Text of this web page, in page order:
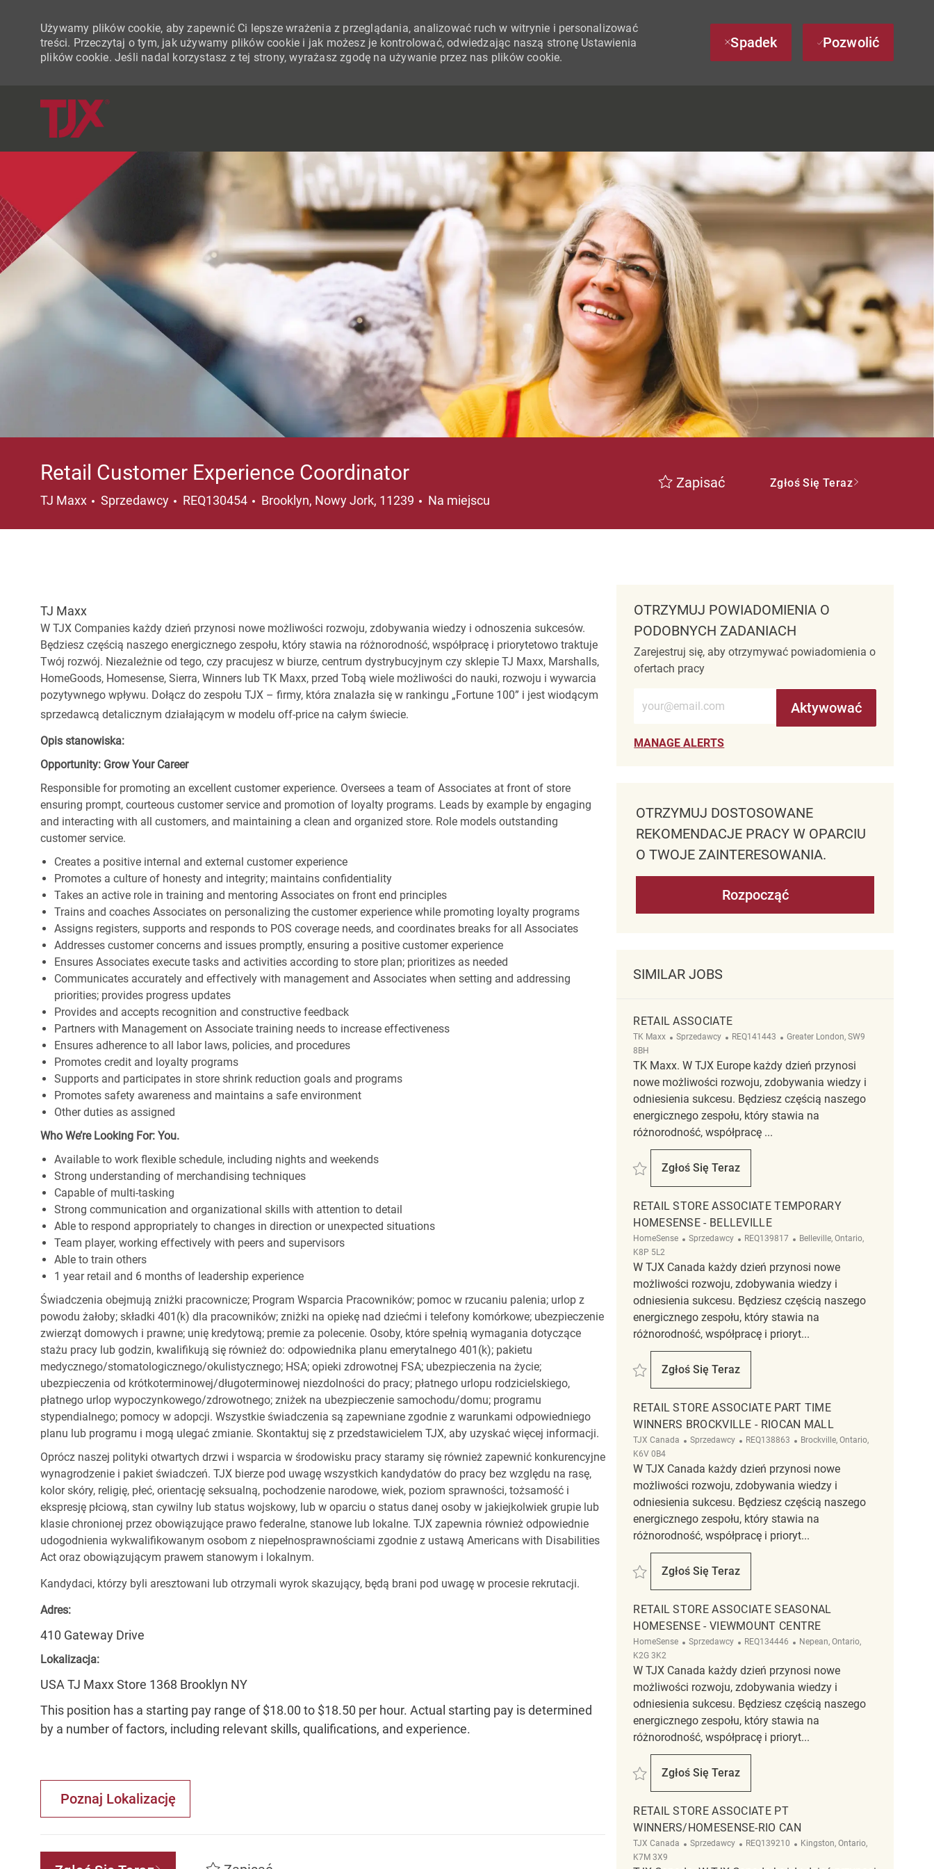
Używamy plików cookie, aby zapewnić Ci lepsze wrażenia z przeglądania, analizować ruch w witrynie i personalizować
treści. Przeczytaj o tym, jak używamy plików cookie i jak możesz je kontrolować, odwiedzając naszą stronę Ustawienia
plików cookie. Jeśli nadal korzystasz z tej strony, wyrażasz zgodę na używanie przez nas plików cookie.
Spadek Pozwolić
Retail Customer Experience Coordinator
TJ Maxx Kategoria
Sprzedawcy REQ130454 Lokalizacja
Brooklyn, Nowy Jork, 11239 Na miejscu
Zapisać Zgłoś Się Teraz
TJ Maxx
W TJX Companies każdy dzień przynosi nowe możliwości rozwoju, zdobywania wiedzy i odnoszenia sukcesów.
Będziesz częścią naszego energicznego zespołu, który stawia na różnorodność, współpracę i priorytetowo traktuje
Twój rozwój. Niezależnie od tego, czy pracujesz w biurze, centrum dystrybucyjnym czy sklepie TJ Maxx, Marshalls,
HomeGoods, Homesense, Sierra, Winners lub TK Maxx, przed Tobą wiele możliwości do nauki, rozwoju i wywarcia
pozytywnego wpływu. Dołącz do zespołu TJX – firmy, która znalazła się w rankingu „Fortune 100” i jest wiodącym
sprzedawcą detalicznym działającym w modelu off-price na całym świecie.
Opis stanowiska:
Opportunity: Grow Your Career
Responsible for promoting an excellent customer experience. Oversees a team of Associates at front of store
ensuring prompt, courteous customer service and promotion of loyalty programs. Leads by example by engaging
and interacting with all customers, and maintaining a clean and organized store. Role models outstanding
customer service.
Creates a positive internal and external customer experience
Promotes a culture of honesty and integrity; maintains confidentiality
Takes an active role in training and mentoring Associates on front end principles
Trains and coaches Associates on personalizing the customer experience while promoting loyalty programs
Assigns registers, supports and responds to POS coverage needs, and coordinates breaks for all Associates
Addresses customer concerns and issues promptly, ensuring a positive customer experience
Ensures Associates execute tasks and activities according to store plan; prioritizes as needed
Communicates accurately and effectively with management and Associates when setting and addressing
priorities; provides progress updates
Provides and accepts recognition and constructive feedback
Partners with Management on Associate training needs to increase effectiveness
Ensures adherence to all labor laws, policies, and procedures
Promotes credit and loyalty programs
Supports and participates in store shrink reduction goals and programs
Promotes safety awareness and maintains a safe environment
Other duties as assigned
Who We’re Looking For: You.
Available to work flexible schedule, including nights and weekends
Strong understanding of merchandising techniques
Capable of multi-tasking
Strong communication and organizational skills with attention to detail
Able to respond appropriately to changes in direction or unexpected situations
Team player, working effectively with peers and supervisors
Able to train others
1 year retail and 6 months of leadership experience
Świadczenia obejmują zniżki pracownicze; Program Wsparcia Pracowników; pomoc w rzucaniu palenia; urlop z
powodu żałoby; składki 401(k) dla pracowników; zniżki na opiekę nad dziećmi i telefony komórkowe; ubezpieczenie
zwierząt domowych i prawne; unię kredytową; premie za polecenie. Osoby, które spełnią wymagania dotyczące
stażu pracy lub godzin, kwalifikują się również do: odpowiednika planu emerytalnego 401(k); pakietu
medycznego/stomatologicznego/okulistycznego; HSA; opieki zdrowotnej FSA; ubezpieczenia na życie;
ubezpieczenia od krótkoterminowej/długoterminowej niezdolności do pracy; płatnego urlopu rodzicielskiego,
płatnego urlop wypoczynkowego/zdrowotnego; zniżek na ubezpieczenie samochodu/domu; programu
stypendialnego; pomocy w adopcji. Wszystkie świadczenia są zapewniane zgodnie z warunkami odpowiedniego
planu lub programu i mogą ulegać zmianie. Skontaktuj się z przedstawicielem TJX, aby uzyskać więcej informacji.
Oprócz naszej polityki otwartych drzwi i wsparcia w środowisku pracy staramy się również zapewnić konkurencyjne
wynagrodzenie i pakiet świadczeń. TJX bierze pod uwagę wszystkich kandydatów do pracy bez względu na rasę,
kolor skóry, religię, płeć, orientację seksualną, pochodzenie narodowe, wiek, poziom sprawności, tożsamość i
ekspresję płciową, stan cywilny lub status wojskowy, lub w oparciu o status danej osoby w jakiejkolwiek grupie lub
klasie chronionej przez obowiązujące prawo federalne, stanowe lub lokalne. TJX zapewnia również odpowiednie
udogodnienia wykwalifikowanym osobom z niepełnosprawnościami zgodnie z ustawą Americans with Disabilities
Act oraz obowiązującym prawem stanowym i lokalnym.
Kandydaci, którzy byli aresztowani lub otrzymali wyrok skazujący, będą brani pod uwagę w procesie rekrutacji.
Adres:
410 Gateway Drive
Lokalizacja:
USA TJ Maxx Store 1368 Brooklyn NY
This position has a starting pay range of $18.00 to $18.50 per hour. Actual starting pay is determined
by a number of factors, including relevant skills, qualifications, and experience.
Poznaj Lokalizację
OTRZYMUJ POWIADOMIENIA O
PODOBNYCH ZADANIACH
Zarejestruj się, aby otrzymywać powiadomienia o
ofertach pracy
Wprowadź adres e-mail (wymagane)
Aktywować
MANAGE ALERTS
OTRZYMUJ DOSTOSOWANE
REKOMENDACJE PRACY W OPARCIU
O TWOJE ZAINTERESOWANIA.
Rozpocząć
SIMILAR JOBS
RETAIL ASSOCIATE
TK Maxx Kategoria
Sprzedawcy ReqId
REQ141443 Lokalizacja
Greater London, SW9
8BH
TK Maxx. W TJX Europe każdy dzień przynosi
nowe możliwości rozwoju, zdobywania wiedzy i
odniesienia sukcesu. Będziesz częścią naszego
energicznego zespołu, który stawia na
różnorodność, współpracę ...
Zapisać Retail Associate REQ141443
Zgłoś Się Teraz
Retail Associate
RETAIL STORE ASSOCIATE TEMPORARY
HOMESENSE - BELLEVILLE
HomeSense Kategoria
Sprzedawcy ReqId
REQ139817 Lokalizacja
Belleville, Ontario,
K8P 5L2
W TJX Canada każdy dzień przynosi nowe
możliwości rozwoju, zdobywania wiedzy i
odniesienia sukcesu. Będziesz częścią naszego
energicznego zespołu, który stawia na
różnorodność, współpracę i prioryt...
Zapisać Retail Store Associate Temporary HomeSense - Belleville REQ139817
Zgłoś Się Teraz
Retail Store Associate Temporary
RETAIL STORE ASSOCIATE PART TIME
WINNERS BROCKVILLE - RIOCAN MALL
TJX Canada Kategoria
Sprzedawcy ReqId
REQ138863 Lokalizacja
Brockville, Ontario,
K6V 0B4
W TJX Canada każdy dzień przynosi nowe
możliwości rozwoju, zdobywania wiedzy i
odniesienia sukcesu. Będziesz częścią naszego
energicznego zespołu, który stawia na
różnorodność, współpracę i prioryt...
Zapisać Retail Store Associate Part Time Winners Brockville - Riocan Mall
Zgłoś Się Teraz
Retail Store Associate Part Time Winners
RETAIL STORE ASSOCIATE SEASONAL
HOMESENSE - VIEWMOUNT CENTRE
HomeSense Kategoria
Sprzedawcy ReqId
REQ134446 Lokalizacja
Nepean, Ontario,
K2G 3K2
W TJX Canada każdy dzień przynosi nowe
możliwości rozwoju, zdobywania wiedzy i
odniesienia sukcesu. Będziesz częścią naszego
energicznego zespołu, który stawia na
różnorodność, współpracę i prioryt...
Zapisać Retail Store Associate Seasonal Homesense - Viewmount Centre
Zgłoś Się Teraz
Retail Store Associate Seasonal Homesense -
RETAIL STORE ASSOCIATE PT
WINNERS/HOMESENSE-RIO CAN
TJX Canada Kategoria
Sprzedawcy ReqId
REQ139210 Lokalizacja
Kingston, Ontario,
K7M 3X9